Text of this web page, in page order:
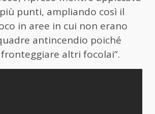
punti, ampliando così il
in aree in cui non erano
antincendio poiché
altri focolai”.